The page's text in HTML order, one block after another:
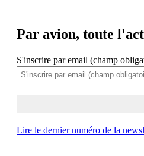
Par avion, toute
S'inscrire par email (champ
Lire le dernier numéro de la